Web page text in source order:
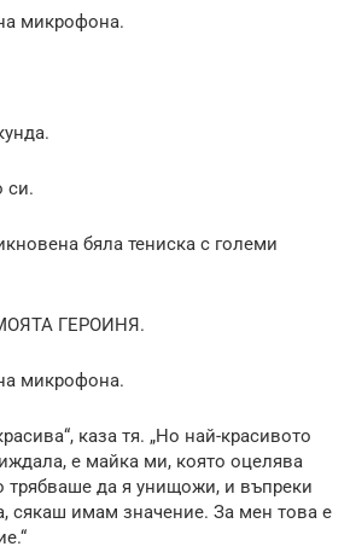
микрофона.
си.
бяла тениска с големи
ГЕРОИНЯ.
микрофона.
каза тя. „Но най-красивото
е майка ми, която оцелява
трябваше да я унищожи, и въпреки
сякаш имам значение. За мен това е